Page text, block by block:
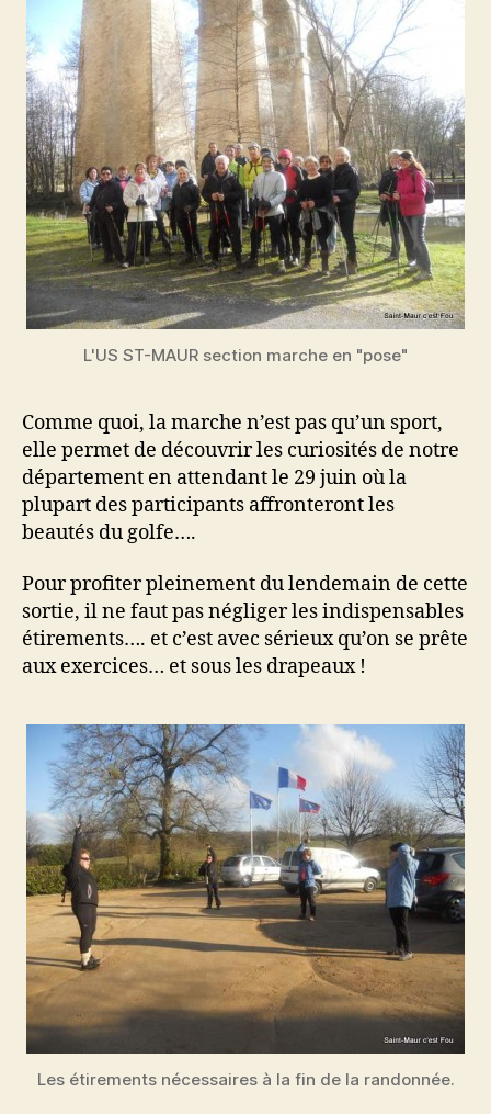
L'US ST-MAUR section marche en "pose"
Comme quoi, la marche n’est pas qu’un sport,
elle permet de découvrir les curiosités de notre
département en attendant le 29 juin où la
plupart des participants affronteront les
beautés du golfe….
Pour profiter pleinement du lendemain de cette
sortie, il ne faut pas négliger les indispensables
étirements…. et c’est avec sérieux qu’on se prête
aux exercices… et sous les drapeaux !
Les étirements nécessaires à la fin de la randonnée.